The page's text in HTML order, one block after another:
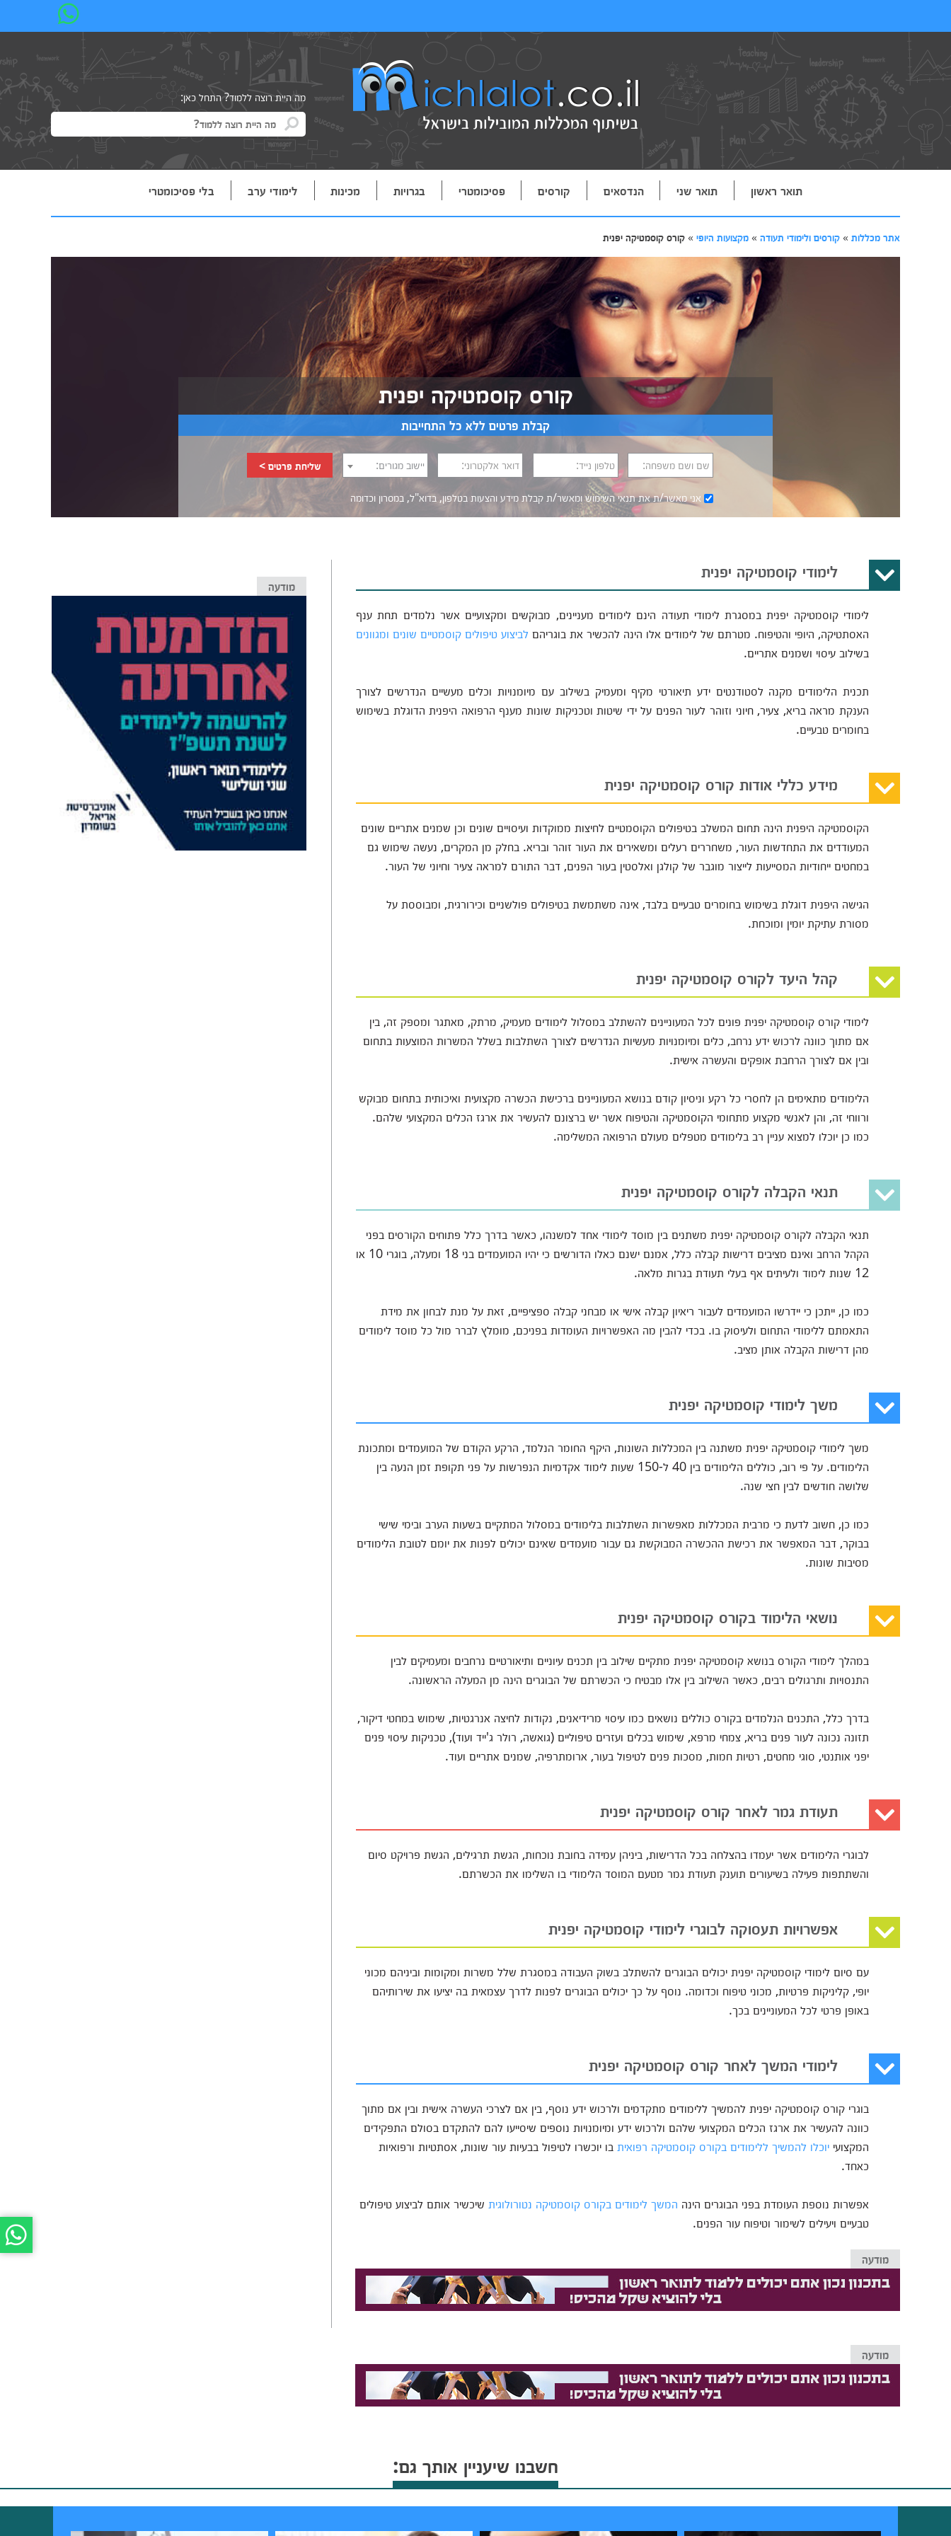
מה היית רוצה ללמוד? התחל כאן:
תואר ראשון תואר שני הנדסאים קורסים פסיכומטרי בגרויות מכינות לימודי ערב בלי פסיכומטרי
אתר מכללות » קורסים ולימודי תעודה » מקצועות היופי » קורס קוסמטיקה יפנית
קורס קוסמטיקה יפנית
קבלת פרטים ללא כל התחייבות
שם ושם משפחה: טלפון נייד: דואר אלקטרוני: יישוב מגורים: שליחת פרטים >
אני מאשר/ת אתתנאי השימושומאשר/ת קבלת מידע והצעות בטלפון, בדוא"ל, במסרון וכדומה‎‎
לימודי קוסמטיקה יפנית
לימודי קוסמטיקה יפנית במסגרת לימודי תעודה הינם לימודים מעניינים, מבוקשים ומקצועיים אשר נלמדים תחת ענף
האסתטיקה, היופי והטיפוח. מטרתם של לימודים אלו הינה להכשיר את בוגריהם לביצוע טיפולים קוסמטיים שונים ומגוונים
בשילוב עיסוי ושמנים אתריים.
תכנית הלימודים מקנה לסטודנטים ידע תיאורטי מקיף ומעמיק בשילוב עם מיומנויות וכלים מעשיים הנדרשים לצורך
הענקת מראה בריא, צעיר, חיוני וזוהר לעור הפנים על ידי שיטות וטכניקות שונות מענף הרפואה היפנית הדוגלת בשימוש
בחומרים טבעיים.
מידע כללי אודות קורס קוסמטיקה יפנית
הקוסמטיקה היפנית הינה תחום המשלב בטיפולים הקוסמטיים לחיצות ממוקדות ועיסויים שונים וכן שמנים אתריים שונים
המעודדים את התחדשות העור, משחררים רעלים ומשאירים את העור זוהר ובריא. בחלק מן המקרים, נעשה שימוש גם
במחטים ייחודיות המסייעות לייצור מוגבר של קולגן ואלסטין בעור הפנים, דבר התורם למראה צעיר וחיוני של העור.
הגישה היפנית דוגלת בשימוש בחומרים טבעיים בלבד, אינה משתמשת בטיפולים פולשניים וכירורגית, ומבוססת על
מסורת עתיקת יומין ומוכחת.
קהל היעד לקורס קוסמטיקה יפנית
לימודי קורס קוסמטיקה יפנית פונים לכל המעוניינים להשתלב במסלול לימודים מעמיק, מרתק, מאתגר ומספק זה, בין
אם מתוך כוונה לרכוש ידע נרחב, כלים ומיומנויות מעשיות הנדרשים לצורך השתלבות בשלל המשרות המוצעות בתחום
ובין אם לצורך הרחבת אופקים והעשרה אישית.
הלימודים מתאימים הן לחסרי כל רקע וניסיון קודם בנושא המעוניינים ברכישת הכשרה מקצועית ואיכותית בתחום מבוקש
ורווחי זה, והן לאנשי מקצוע מתחומי הקוסמטיקה והטיפוח אשר יש ברצונם להעשיר את ארגז הכלים המקצועי שלהם.
כמו כן יוכלו למצוא עניין רב בלימודים מטפלים מעולם הרפואה המשלימה.
תנאי הקבלה לקורס קוסמטיקה יפנית
תנאי הקבלה לקורס קוסמטיקה יפנית משתנים בין מוסד לימודי אחד למשנהו, כאשר בדרך כלל פתוחים הקורסים בפני
הקהל הרחב ואינם מציבים דרישות קבלה כלל, אמנם ישנם כאלו הדורשים כי יהיו המועמדים בני 18 ומעלה, בוגרי 10 או
12 שנות לימוד ולעיתים אף בעלי תעודת בגרות מלאה.
כמו כן, ייתכן כי יידרשו המועמדים לעבור ריאיון קבלה אישי או מבחני קבלה ספציפיים, זאת על מנת לבחון את מידת
התאמתם ללימודי התחום ולעיסוק בו. בכדי להבין מה האפשרויות העומדות בפניכם, מומלץ לברר מול כל מוסד לימודים
מהן דרישות הקבלה אותן מציב.
משך לימודי קוסמטיקה יפנית
משך לימודי קוסמטיקה יפנית משתנה בין המכללות השונות, היקף החומר הנלמד, הרקע הקודם של המועמדים ומתכונת
הלימודים. על פי רוב, כוללים הלימודים בין 40 ל-150 שעות לימוד אקדמיות הנפרשות על פני תקופת זמן הנעה בין
שלושה חודשים לבין חצי שנה.
כמו כן, חשוב לדעת כי מרבית המכללות מאפשרות השתלבות בלימודים במסלול המתקיים בשעות הערב ובימי שישי
בבוקר, דבר המאפשר את רכישת ההכשרה המבוקשת גם עבור מועמדים שאינם יכולים לפנות את יומם לטובת הלימודים
מסיבות שונות.
נושאי הלימוד בקורס קוסמטיקה יפנית
במהלך לימודי הקורס בנושא קוסמטיקה יפנית מתקיים שילוב בין תכנים עיוניים ותיאורטיים נרחבים ומעמיקים לבין
התנסויות ותרגולים רבים, כאשר השילוב בין אלו מבטיח כי הכשרתם של הבוגרים הינה מן המעלה הראשונה.
בדרך כלל, התכנים הנלמדים בקורס כוללים נושאים כמו עיסוי מרידיאנים, נקודות לחיצה אנרגטיות, שימוש במחטי דיקור,
תזונה נכונה לעור פנים בריא, צמחי מרפא, שימוש בכלים ועזרים טיפוליים (גואשה, רולר ג'ייד ועוד), טכניקות עיסוי פנים
יפני אותנטי, סוגי מחטים, רטיות חמות, מסכות פנים לטיפול בעור, ארומתרפיה, שמנים אתריים ועוד.
תעודת גמר לאחר קורס קוסמטיקה יפנית
לבוגרי הלימודים אשר יעמדו בהצלחה בכל הדרישות, ביניהן עמידה בחובת נוכחות, הגשת תרגילים, הגשת פרויקט סיום
והשתתפות פעילה בשיעורים תוענק תעודת גמר מטעם המוסד הלימודי בו השלימו את הכשרתם.
אפשרויות תעסוקה לבוגרי לימודי קוסמטיקה יפנית
עם סיום לימודי קוסמטיקה יפנית יכולים הבוגרים להשתלב בשוק העבודה במסגרת שלל משרות ומקומות וביניהם מכוני
יופי, קליניקות פרטיות, מכוני טיפוח וכדומה. נוסף על כך יכולים הבוגרים לפנות לדרך עצמאית בה יציעו את שירותיהם
באופן פרטי לכל המעוניינים בכך.
לימודי המשך לאחר קורס קוסמטיקה יפנית
בוגרי קורס קוסמטיקה יפנית להמשיך ללימודים מתקדמים ולרכוש ידע נוסף, בין אם לצרכי העשרה אישית ובין אם מתוך
כוונה להעשיר את ארגז הכלים המקצועי שלהם ולרכוש ידע ומיומנויות נוספים שיסייעו להם להתקדם בסולם התפקידים
המקצועי יוכלו להמשיך ללימודים בקורס קוסמטיקה רפואית בו יוכשרו לטיפול בבעיות עור שונות, אסתטיות ורפואיות
כאחד.
אפשרות נוספת העומדת בפני הבוגרים הינה המשך לימודים בקורס קוסמטיקה נטורולוגית שיכשיר אותם לביצוע טיפולים
טבעיים ויעילים לשימור וטיפוח עור הפנים.
מודעה
מודעה
מודעה
חשבנו שיעניין אותך גם: